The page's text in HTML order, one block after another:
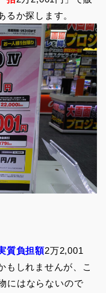
か探します。
質負担額2万2,001
もしれませんが、こ
にはならないので